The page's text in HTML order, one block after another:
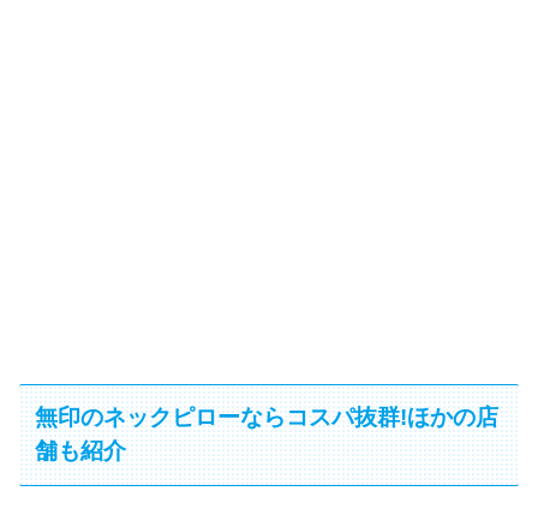
無印のネックピローならコスパ抜群!ほかの店
舗も紹介